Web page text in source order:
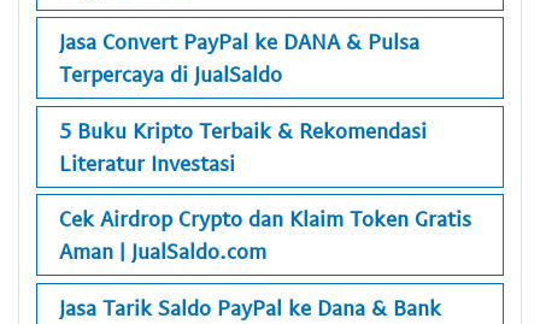
Jasa Convert PayPal ke DANA & Pulsa
Terpercaya di JualSaldo
5 Buku Kripto Terbaik & Rekomendasi
Literatur Investasi
Cek Airdrop Crypto dan Klaim Token Gratis
Aman | JualSaldo.com
Jasa Tarik Saldo PayPal ke Dana & Bank